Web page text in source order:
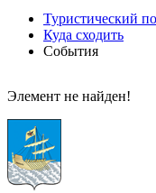
Туристический
Куда сходить
События
Элемент не найден!